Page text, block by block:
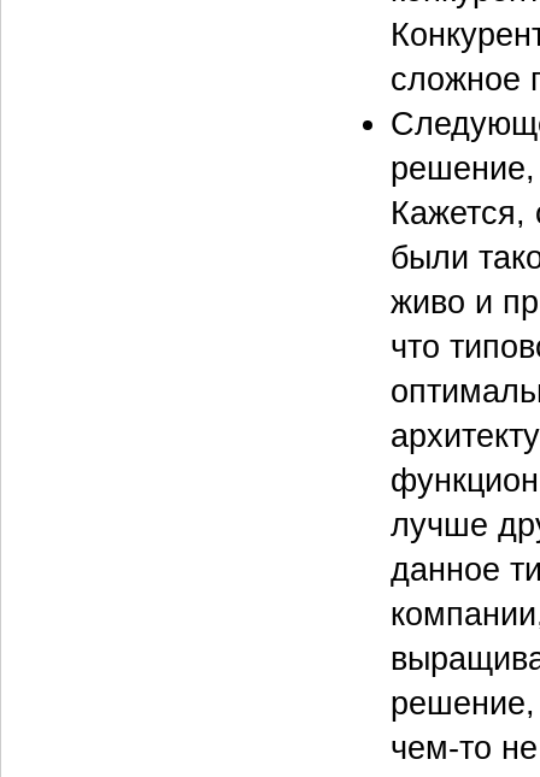
сложное
решение,
Кажется,
были
живо и
что
лучше
данное
решение,
чем-то